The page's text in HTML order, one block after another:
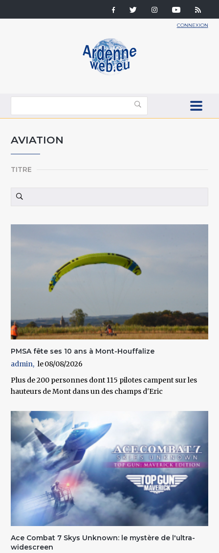
CONNEXION
AVIATION
TITRE
PMSA fête ses 10 ans à Mont-Houffalize
admin
08/08/2026
Plus de 200 personnes dont 115 pilotes campent sur les
hauteurs de Mont dans un des champs d'Eric
Ace Combat 7 Skys Unknown: le mystère de l'ultra-
widescreen